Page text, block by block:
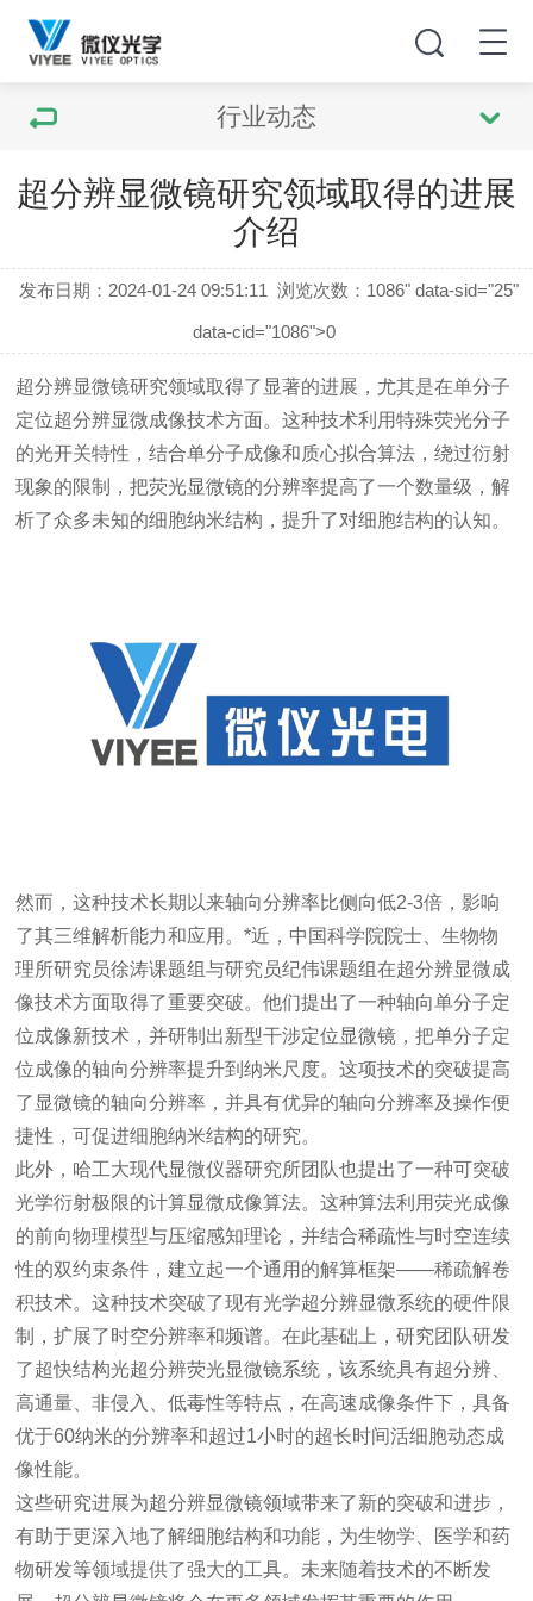
行业动态
超分辨显微镜研究领域取得的进展
介绍
发布日期：2024-01-24 09:51:11 浏览次数： 1086" data-sid="25"
data-cid="1086">0
超分辨显微镜研究领域取得了显著的进展，尤其是在单分子
定位超分辨显微成像技术方面。这种技术利用特殊荧光分子
的光开关特性，结合单分子成像和质心拟合算法，绕过衍射
现象的限制，把荧光显微镜的分辨率提高了一个数量级，解
析了众多未知的细胞纳米结构，提升了对细胞结构的认知。
然而，这种技术长期以来轴向分辨率比侧向低2-3倍，影响
了其三维解析能力和应用。*近，中国科学院院士、生物物
理所研究员徐涛课题组与研究员纪伟课题组在超分辨显微成
像技术方面取得了重要突破。他们提出了一种轴向单分子定
位成像新技术，并研制出新型干涉定位显微镜，把单分子定
位成像的轴向分辨率提升到纳米尺度。这项技术的突破提高
了显微镜的轴向分辨率，并具有优异的轴向分辨率及操作便
捷性，可促进细胞纳米结构的研究。
此外，哈工大现代显微仪器研究所团队也提出了一种可突破
光学衍射极限的计算显微成像算法。这种算法利用荧光成像
的前向物理模型与压缩感知理论，并结合稀疏性与时空连续
性的双约束条件，建立起一个通用的解算框架——稀疏解卷
积技术。这种技术突破了现有光学超分辨显微系统的硬件限
制，扩展了时空分辨率和频谱。在此基础上，研究团队研发
了超快结构光超分辨荧光显微镜系统，该系统具有超分辨、
高通量、非侵入、低毒性等特点，在高速成像条件下，具备
优于60纳米的分辨率和超过1小时的超长时间活细胞动态成
像性能。
这些研究进展为超分辨显微镜领域带来了新的突破和进步，
有助于更深入地了解细胞结构和功能，为生物学、医学和药
物研发等领域提供了强大的工具。未来随着技术的不断发